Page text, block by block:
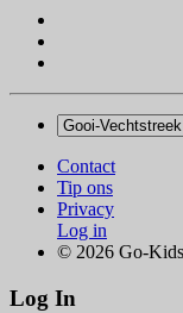
Contact
Tip ons
Privacy
Log in
© 2026 Go-Kids
Log In